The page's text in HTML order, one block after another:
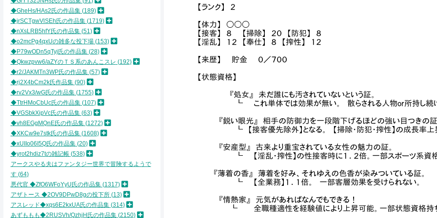
【ランク】 ２
【体力】 〇〇〇
【接客】 ８ 【掃除】 ２０ 【防犯】 ８
【淫乱】 １２ 【奉仕】 ８ 【搾性】 １２
【来歴】 貯金 ０／７００
【状態資格】
『処女』 未だ誰にも汚されていないという証。
┗ これ単体では効果が無い。 散らされる人物or所持し続け
『鋭い眼光』 相手の防御力を一段階下げるほどの強い目つきの証
┗ 【接客優先除外】となる。 【掃除・防犯・搾性】の成長率上
『安産型』 古来より重宝されている女性の魅力の証。
┗ 【淫乱・搾性】の性接客時に１．２倍。一部スポーツ系資格
『薄着の香』 薄着を好み、それゆえの色香が染みついている証。
┗ 【全業務】１．１倍。 一部客層効果を受けられない。
『情熱家』 元気があればなんでもできる！
┗ 全職種適性を経験値により上昇可能。一部状態資格持ち従
◆GheHs/HAs2氏の作品集 189
◆jrSCTgwVlSEh氏の作品集 1719
◆nXsLRB5hfY氏の作品集 51
◆o2mcPg4qxUの雑多な投下場 153
◆P79wODn5qTyj氏の作品集 28
◆Qkwzpvw6/aZYのＴＳ系のあんこスレ 192
◆r2/JAKMTn3WP氏の作品集 57
◆rj2X4bCm2k氏作品集 90
◆rv2Vx3/wG氏の作品集 1755
◆TtrHMoCbUc氏の作品集 107
◆VGSbkXipVc氏の作品集 63
◆vh8EGgMQnE氏の作品集 1272
◆XKCw9e7stk氏の作品集 1608
◆xUIIo06I5Q氏の作品集 20
◆yrot2hdiz7tの雑記帳 538
アークスやる夫はファンタジー世界で冒険するようで
す 64
悪代官 ◆ZfO6WFoYyU氏の作品集 1317
アザトース ◆2OV9DPwD8gの投下所 13
アスレッド◆xqs6E2kxUA氏の作品集 314
あずももも◆2RUSVh/QzhjH氏の作品集 2150